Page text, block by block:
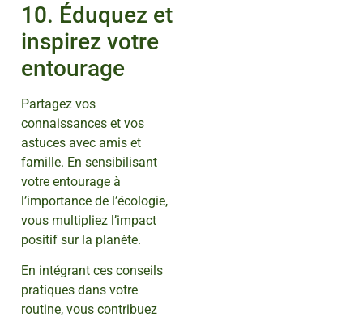
10. Éduquez et
inspirez votre
entourage
Partagez vos
connaissances et vos
astuces avec amis et
famille. En sensibilisant
votre entourage à
l’importance de l’écologie,
vous multipliez l’impact
positif sur la planète.
En intégrant ces conseils
pratiques dans votre
routine, vous contribuez